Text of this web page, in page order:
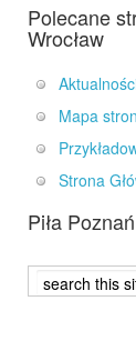
Polecane
Wrocław
Mapa
Strona
Piła